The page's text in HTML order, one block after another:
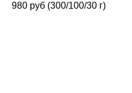
980 руб (300/100/30 г)